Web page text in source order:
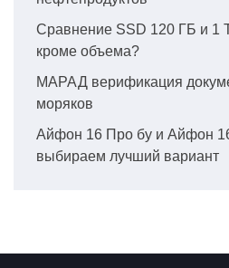
Сравнение SSD 120 ГБ и 1
кроме объема?
МАРАД верификация
моряков
Айфон 16 Про бу и Айфон
выбираем лучший вариант